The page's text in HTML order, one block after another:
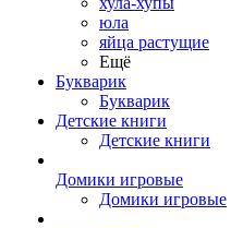
юла
яйца растущие
Ещё
Букварик
Букварик
Детские книги
Детские книги
Домики игровые
Домики игровые